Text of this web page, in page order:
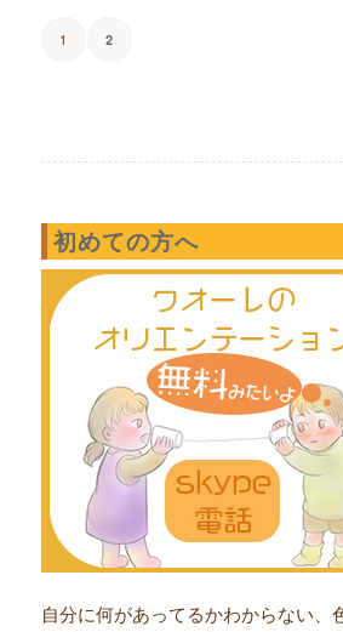
1 2
初めての方へ
自分に何があってるかわからない、